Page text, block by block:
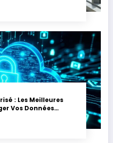
: Les Meilleures
Vos Données